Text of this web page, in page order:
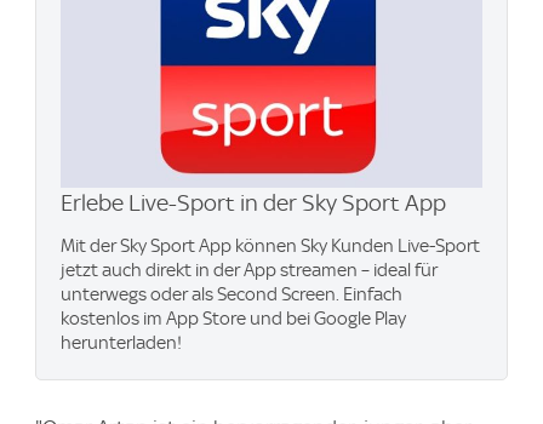
Erlebe Live-Sport in der Sky Sport App
Mit der Sky Sport App können Sky Kunden Live-Sport
jetzt auch direkt in der App streamen – ideal für
unterwegs oder als Second Screen. Einfach
kostenlos im App Store und bei Google Play
herunterladen!